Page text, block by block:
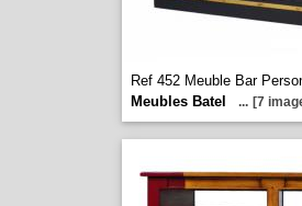
Ref 452 Meuble Bar
Meubles Batel
... [7